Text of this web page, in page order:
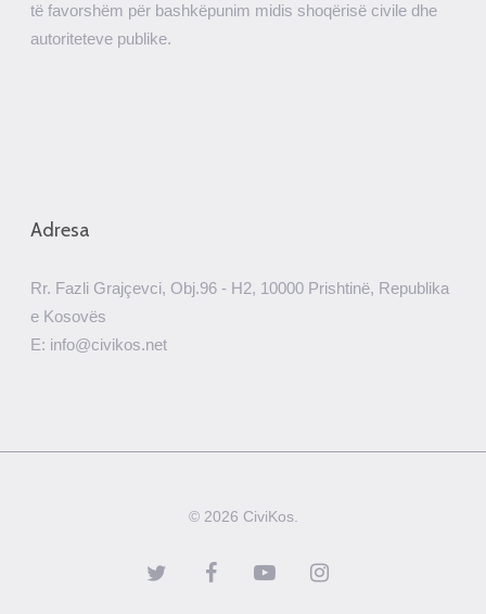
të favorshëm për bashkëpunim midis shoqërisë civile dhe
autoriteteve publike.
Adresa
Rr. Fazli Grajçevci, Obj.96 - H2, 10000 Prishtinë, Republika
e Kosovës
E: info@civikos.net
© 2026 CiviKos.
twitter facebookyoutube instagram